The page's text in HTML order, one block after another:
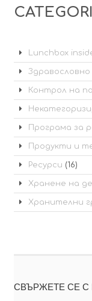
Lunchbox
Контрол на
Програма за
Продукти и
Ресурси (16)
Хранене на
Хранителни
СВЪРЖЕТЕ СЕ С